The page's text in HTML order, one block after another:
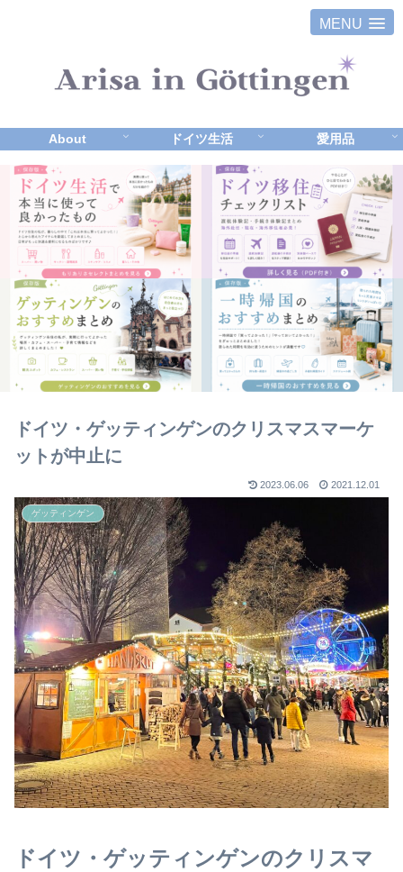
MENU
About ドイツ生活 愛用品
ドイツ・ゲッティンゲンのクリスマスマーケ
ットが中止に
2023.06.06 2021.12.01
ゲッティンゲン
ドイツ・ゲッティンゲンのクリスマ